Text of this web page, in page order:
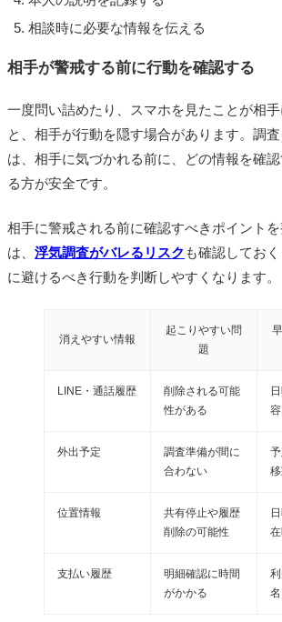
相談時に必要な情報を伝える
相手が警戒する前に行動を確認する
一度問い詰めたり、スマホを見たことが相
と、相手が行動を隠す場合があります。調
は、相手に気づかれる前に、どの情報を確
る方が安全です。
相手に警戒される前に確認すべきポイント
は、 浮気調査がバレるリスク も確認してお
に避けるべき行動を判断しやすくなります。
消えやすい情報
起こりやすい問
題
LINE・通話履歴
削除される可能
性がある
容
外出予定
調査準備が間に
合わない
位置情報
共有停止や履歴
削除の可能性
支払い履歴
明細確認に時間
がかかる